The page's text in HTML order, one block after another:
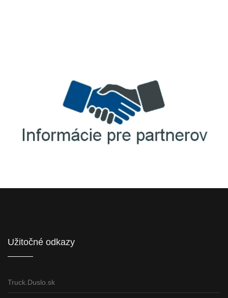
Užitočné odkazy
Truck.Duslo.sk